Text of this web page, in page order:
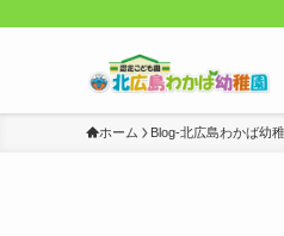
ホーム Blog-北広島わかば幼